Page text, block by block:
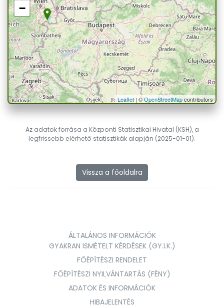
−
Leaflet| ©OpenStreetMapcontributors
Az adatok forrása a Központi Statisztikai Hivatal (KSH), a
legfrissebb elérhető statisztikák alapján (2025-01-01).
Vissza a főoldalra
ÁLTALÁNOS INFORMÁCIÓK
GYAKRAN ISMÉTELT KÉRDÉSEK (GY.I.K.)
FŐÉPÍTÉSZI RENDELET
FŐÉPÍTÉSZI NYILVÁNTARTÁS (FÉNY)
ADATOK ÉS INFORMÁCIÓK
HIBAJELENTÉS